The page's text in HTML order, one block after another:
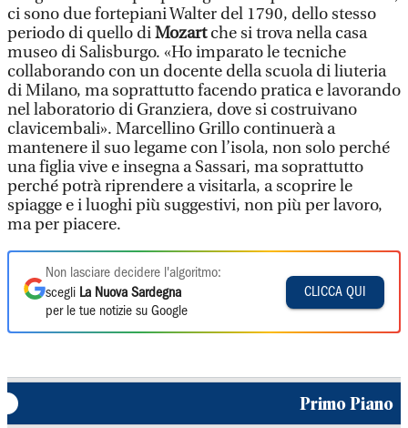
ci sono due fortepiani Walter del 1790, dello stesso
periodo di quello diMozartche si trova nella casa
museo di Salisburgo. «Ho imparato le tecniche
collaborando con un docente della scuola di liuteria
di Milano, ma soprattutto facendo pratica e lavorando
nel laboratorio di Granziera, dove si costruivano
clavicembali». Marcellino Grillo continuerà a
mantenere il suo legame con l’isola, non solo perché
una figlia vive e insegna a Sassari, ma soprattutto
perché potrà riprendere a visitarla, a scoprire le
spiagge e i luoghi più suggestivi, non più per lavoro,
ma per piacere.
Non lasciare decidere l'algoritmo:
scegli La Nuova Sardegna
per le tue notizie su Google
CLICCA QUI
Primo Piano